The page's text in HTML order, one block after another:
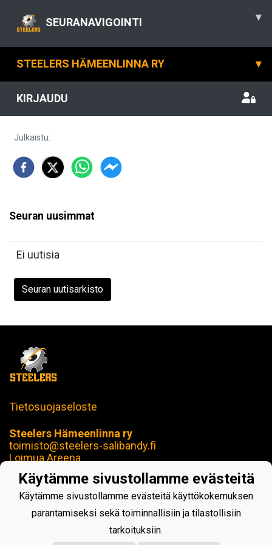
SEURANAVIGOINTI ▾
STEELERS HÄMEENLINNA RY ▾
KIRJAUDU
Julkaistu:
Seuran uusimmat
Ei uutisia
Seuran uutisarkisto
Tietosuojaseloste
Steelers Hämeenlinna ry
toimisto@steelers-salibandy.fi
Loimua Areena
Härkätie 17 B, 13600 Hämeenlinna
Y-tunnus: 2414280-4
Käytämme sivustollamme evästeitä
Käytämme sivustollamme evästeitä käyttökokemuksen
parantamiseksi sekä toiminnallisiin ja tilastollisiin
tarkoituksiin.